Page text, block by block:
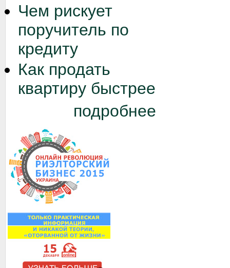
Чем рискует
поручитель по
кредиту
Как продать
квартиру быстрее
подробнее